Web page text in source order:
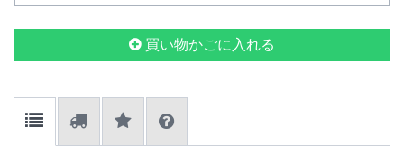
買い物かごに入れる